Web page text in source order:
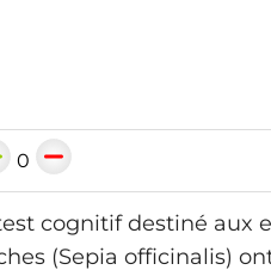
0
cognitif destiné aux
(Sepia officinalis)